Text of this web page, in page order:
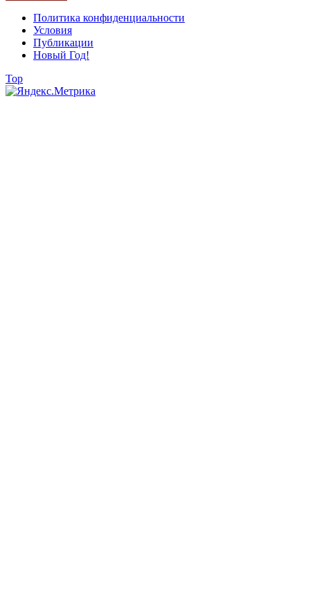
Политика конфиденциальности
Условия
Публикации
Новый Год!
Top